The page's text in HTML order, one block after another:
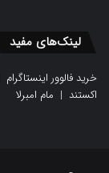
لینک‌های مفید
خرید فالوور اینستاگرام
اکستند | مام امبرلا